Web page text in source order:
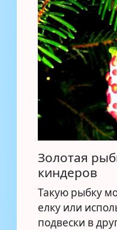
Золотая
киндеров
Такую рыбку
елку или
подвески в